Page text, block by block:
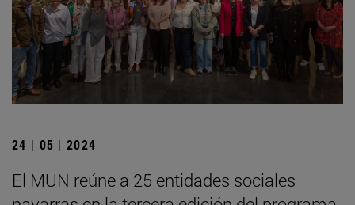
24 | 05 | 2024
El MUN reúne a 25 entidades sociales